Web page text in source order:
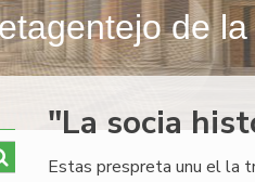
de
"La socia
Estas prespreta unu el la